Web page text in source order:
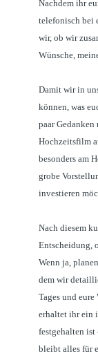
Nachdem ihr
telefonisch bei
wir, ob wir
Wünsche,
Damit wir in
können, was
paar
Hochzeitsfilm
besonders am
grobe
investieren
Nach diesem
Entscheidung,
Wenn ja,
dem wir
Tages und eure
erhaltet ihr ein
festgehalten ist
bleibt alles für